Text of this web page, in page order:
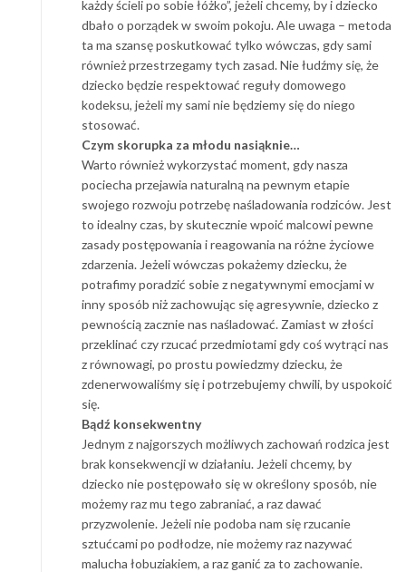
każdy ścieli po sobie łóżko”, jeżeli chcemy, by i dziecko
dbało o porządek w swoim pokoju. Ale uwaga – metoda
ta ma szansę poskutkować tylko wówczas, gdy sami
również przestrzegamy tych zasad. Nie łudźmy się, że
dziecko będzie respektować reguły domowego
kodeksu, jeżeli my sami nie będziemy się do niego
stosować.
Czym skorupka za młodu nasiąknie…
Warto również wykorzystać moment, gdy nasza
pociecha przejawia naturalną na pewnym etapie
swojego rozwoju potrzebę naśladowania rodziców. Jest
to idealny czas, by skutecznie wpoić malcowi pewne
zasady postępowania i reagowania na różne życiowe
zdarzenia. Jeżeli wówczas pokażemy dziecku, że
potrafimy poradzić sobie z negatywnymi emocjami w
inny sposób niż zachowując się agresywnie, dziecko z
pewnością zacznie nas naśladować. Zamiast w złości
przeklinać czy rzucać przedmiotami gdy coś wytrąci nas
z równowagi, po prostu powiedzmy dziecku, że
zdenerwowaliśmy się i potrzebujemy chwili, by uspokoić
się.
Bądź konsekwentny
Jednym z najgorszych możliwych zachowań rodzica jest
brak konsekwencji w działaniu. Jeżeli chcemy, by
dziecko nie postępowało się w określony sposób, nie
możemy raz mu tego zabraniać, a raz dawać
przyzwolenie. Jeżeli nie podoba nam się rzucanie
sztućcami po podłodze, nie możemy raz nazywać
malucha łobuziakiem, a raz ganić za to zachowanie.